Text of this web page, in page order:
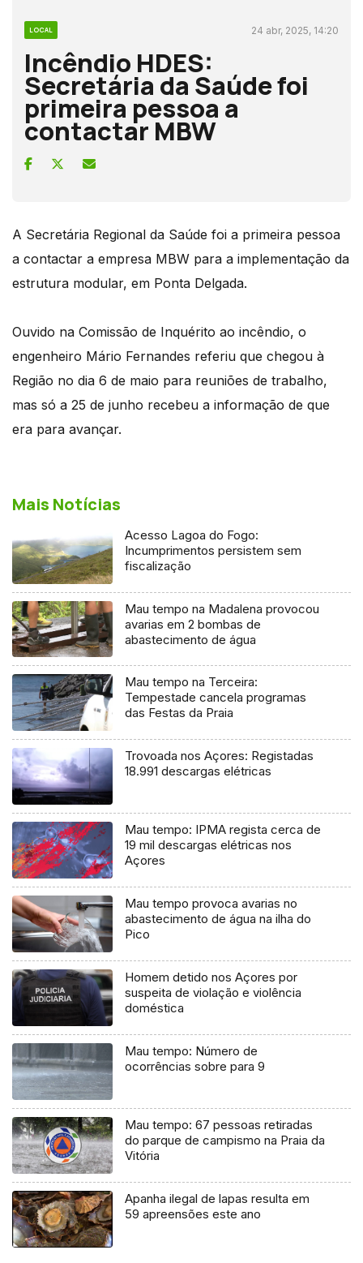
LOCAL 24 abr, 2025, 14:20
Incêndio HDES:
Secretária da Saúde foi
primeira pessoa a
contactar MBW
A Secretária Regional da Saúde foi a primeira pessoa
a contactar a empresa MBW para a implementação da
estrutura modular, em Ponta Delgada.
Ouvido na Comissão de Inquérito ao incêndio, o
engenheiro Mário Fernandes referiu que chegou à
Região no dia 6 de maio para reuniões de trabalho,
mas só a 25 de junho recebeu a informação de que
era para avançar.
Mais Notícias
Acesso Lagoa do Fogo:
Incumprimentos persistem sem
fiscalização
Mau tempo na Madalena provocou
avarias em 2 bombas de
abastecimento de água
Mau tempo na Terceira:
Tempestade cancela programas
das Festas da Praia
Trovoada nos Açores: Registadas
18.991 descargas elétricas
Mau tempo: IPMA regista cerca de
19 mil descargas elétricas nos
Açores
Mau tempo provoca avarias no
abastecimento de água na ilha do
Pico
Homem detido nos Açores por
suspeita de violação e violência
doméstica
Mau tempo: Número de
ocorrências sobre para 9
Mau tempo: 67 pessoas retiradas
do parque de campismo na Praia da
Vitória
Apanha ilegal de lapas resulta em
59 apreensões este ano